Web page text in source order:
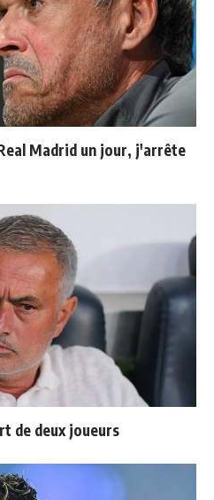
Madrid un jour, j'arrête
de deux joueurs